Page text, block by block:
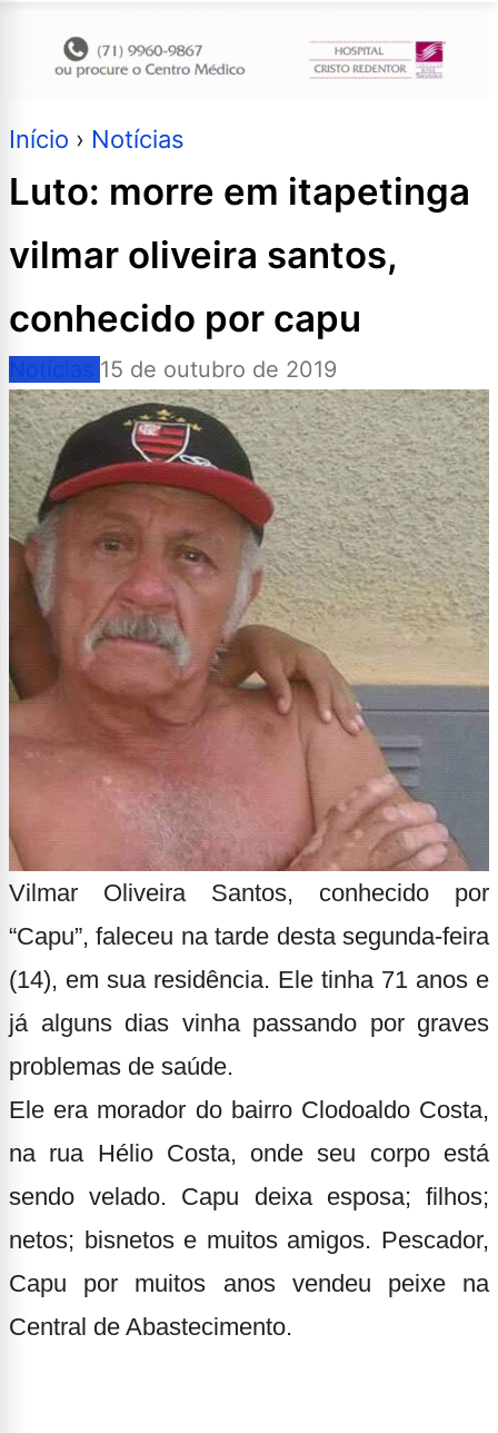
Início › Notícias
Luto: morre em itapetinga
vilmar oliveira santos,
conhecido por capu
15 de outubro de 2019
Vilmar Oliveira Santos, conhecido por
“Capu”, faleceu na tarde desta segunda-feira
(14), em sua residência. Ele tinha 71 anos e
já alguns dias vinha passando por graves
problemas de saúde.
Ele era morador do bairro Clodoaldo Costa,
na rua Hélio Costa, onde seu corpo está
sendo velado. Capu deixa esposa; filhos;
netos; bisnetos e muitos amigos. Pescador,
Capu por muitos anos vendeu peixe na
Central de Abastecimento.